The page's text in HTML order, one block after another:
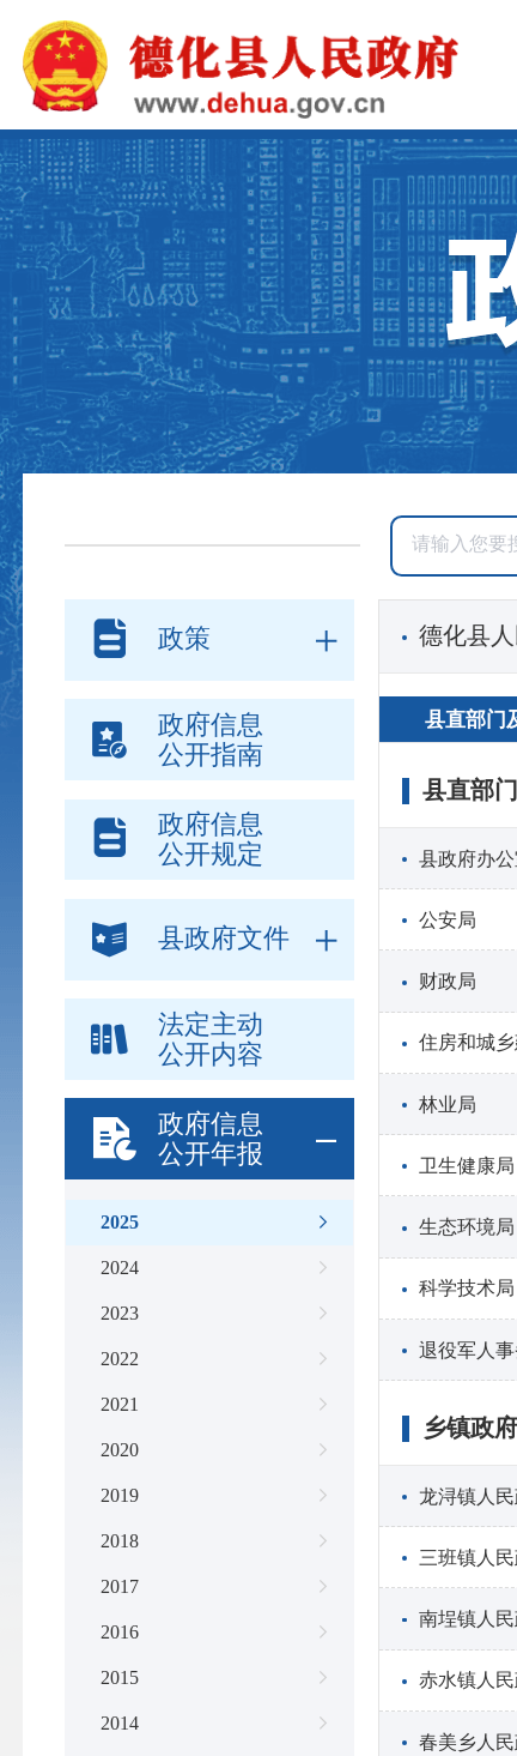
政策
政府信息
公开指南
政府信息
公开规定
县政府文件
法定主动
公开内容
政府信息
公开年报
2025
2024
2023
2022
2021
2020
2019
2018
2017
2016
2015
2014
德化县
县直部门
县直部门
县政府办公
公安局
财政局
住房和城
林业局
卫生健康局
生态环境局
科学技术局
退役军人
乡镇政府
龙浔镇人
三班镇人
南埕镇人
赤水镇人
春美乡人